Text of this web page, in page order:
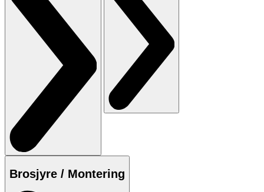
Brosjyre / Montering